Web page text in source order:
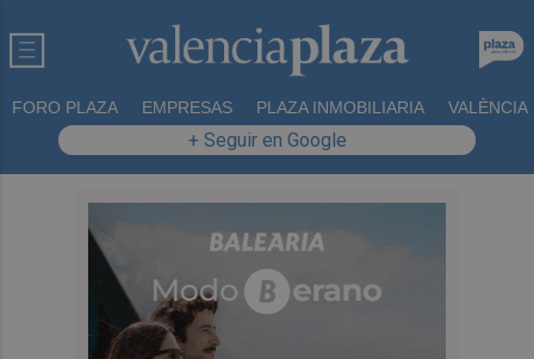
FORO PLAZA EMPRESAS PLAZA INMOBILIARIA VALÈNCIA
+ Seguir en Google